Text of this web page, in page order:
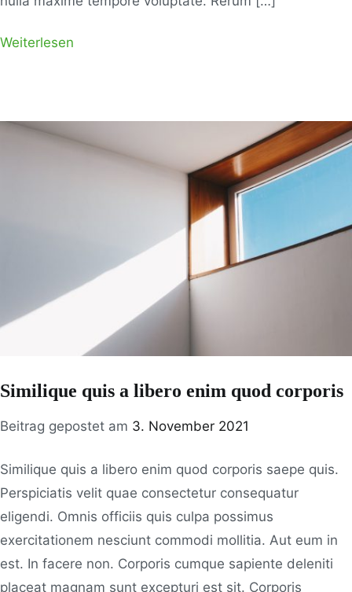
Weiterlesen
Similique quis a libero enim quod corporis
Beitrag gepostet am 3. November 2021
Similique quis a libero enim quod corporis saepe quis.
Perspiciatis velit quae consectetur consequatur
eligendi. Omnis officiis quis culpa possimus
exercitationem nesciunt commodi mollitia. Aut eum in
est. In facere non. Corporis cumque sapiente deleniti
placeat magnam sunt excepturi est sit. Corporis